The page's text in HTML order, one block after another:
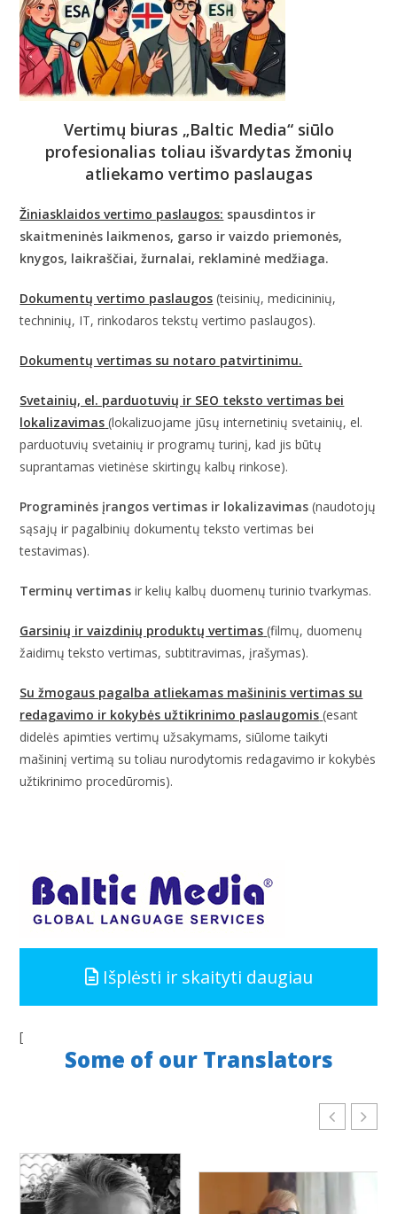
Vertimų biuras „Baltic Media“ siūlo
profesionalias toliau išvardytas žmonių
atliekamo vertimo paslaugas
Žiniasklaidos vertimo paslaugos: spausdintos ir
skaitmeninės laikmenos, garso ir vaizdo priemonės,
knygos, laikraščiai, žurnalai, reklaminė medžiaga.
Dokumentų vertimo paslaugos (teisinių, medicininių,
techninių, IT, rinkodaros tekstų vertimo paslaugos).
Dokumentų vertimas su notaro patvirtinimu.
Svetainių, el. parduotuvių ir SEO teksto vertimas bei
lokalizavimas (lokalizuojame jūsų internetinių svetainių, el.
parduotuvių svetainių ir programų turinį, kad jis būtų
suprantamas vietinėse skirtingų kalbų rinkose).
Programinės įrangos vertimas ir lokalizavimas (naudotojų
sąsajų ir pagalbinių dokumentų teksto vertimas bei
testavimas).
Terminų vertimas ir kelių kalbų duomenų turinio tvarkymas.
Garsinių ir vaizdinių produktų vertimas (filmų, duomenų
žaidimų teksto vertimas, subtitravimas, įrašymas).
Su žmogaus pagalba atliekamas mašininis vertimas su
redagavimo ir kokybės užtikrinimo paslaugomis (esant
didelės apimties vertimų užsakymams, siūlome taikyti
mašininį vertimą su toliau nurodytomis redagavimo ir kokybės
užtikrinimo procedūromis).
Išplėsti ir skaityti daugiau
[
Some of our Translators